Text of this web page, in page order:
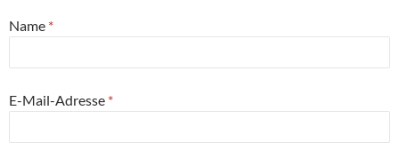
Name *
E-Mail-Adresse *